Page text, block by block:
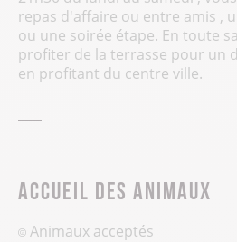
repas d'affaire ou entre amis ,
ou une soirée étape. En toute
profiter de la terrasse pour un
en profitant du centre ville.
Accueil des animaux
Animaux acceptés